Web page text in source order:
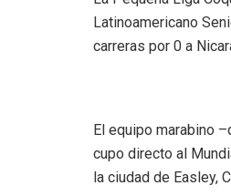
Latinoamericano
carreras por 0 a
El equipo marabino
cupo directo al
la ciudad de Easley,